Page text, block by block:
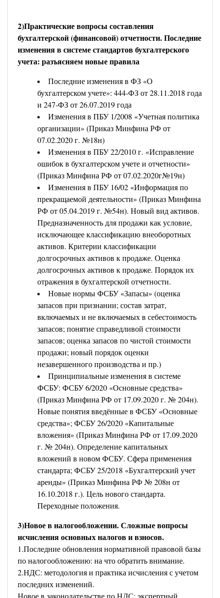
2)Практические вопросы составления
бухгалтерской (финансовой) отчетности. Последние
изменения в системе стандартов бухгалтерского
учета: разъясняем новые правила
Последние изменения в ФЗ «О
бухгалтерском учете»: 444-ФЗ от 28.11.2018 года
и 247-ФЗ от 26.07.2019 года
Изменения в ПБУ 1/2008 «Учетная политика
организации» (Приказ Минфина РФ от
07.02.2020 г. №18н)
Изменения в ПБУ 22/2010 г. «Исправление
ошибок в бухгалтерском учете и отчетности»
(Приказ Минфина РФ от 07.02.2020г№19н)
Изменения в ПБУ 16/02 «Информация по
прекращаемой деятельности» (Приказ Минфина
РФ от 05.04.2019 г. №54н). Новый вид активов.
Предназначенность для продажи как условие,
исключающее классификацию внеоборотных
активов. Критерии классификации
долгосрочных активов к продаже. Оценка
долгосрочных активов к продаже. Порядок их
отражения в бухгалтерской отчетности.
Новые нормы ФСБУ «Запасы» (оценка
запасов при признании; состав затрат,
включаемых и не включаемых в себестоимость
запасов; понятие справедливой стоимости
запасов; оценка запасов по чистой стоимости
продажи; новый порядок оценки
незавершенного производства и пр.)
Принципиальные изменения в системе
ФСБУ: ФСБУ 6/2020 «Основные средства»
(Приказ Минфина РФ от 17.09.2020 г. № 204н).
Новые понятия введённые в ФСБУ «Основные
средства»; ФСБУ 26/2020 «Капитальные
вложения» (Приказ Минфина РФ от 17.09.2020
г. № 204н). Определение капитальных
вложений в новом ФСБУ. Сфера применения
стандарта; ФСБУ 25/2018 «Бухгалтерский учет
аренды» (Приказ Минфина РФ № 208н от
16.10.2018 г.). Цель нового стандарта.
Переходные положения.
3)Новое в налогообложении. Сложные вопросы
исчисления основных налогов и взносов.
1.Последние обновления нормативной правовой базы
по налогообложению: на что обратить внимание.
2.НДС: методология и практика исчисления с учетом
последних изменений.
Новое в законодательстве по НДС: экспертный